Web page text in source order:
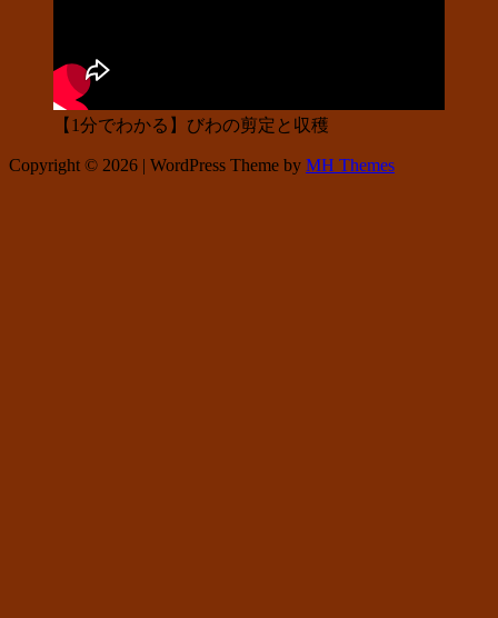
【1分でわかる】びわの剪定と収穫
Copyright © 2026 | WordPress Theme by MH Themes